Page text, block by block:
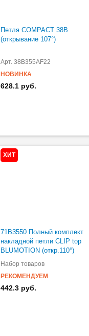
Петля COMPACT 38B
(открывание 107°)
Арт. 38B355AF22
НОВИНКА
628.1 руб.
ХИТ
71B3550 Полный комплект
накладной петли CLIP top
BLUMOTION (откр.110°)
Набор товаров
РЕКОМЕНДУЕМ
442.3 руб.